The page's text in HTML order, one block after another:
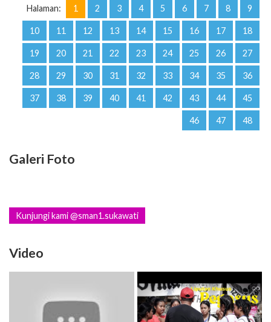
Halaman: 1 2 3 4 5 6 7 8 9
10 11 12 13 14 15 16 17 18
19 20 21 22 23 24 25 26 27
28 29 30 31 32 33 34 35 36
37 38 39 40 41 42 43 44 45
46 47 48
Galeri Foto
Kunjungi kami @sman1.sukawati
Video